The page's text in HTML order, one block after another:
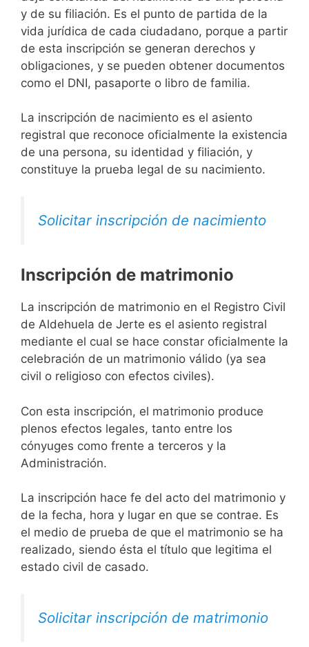
y de su filiación. Es el punto de partida de la
vida jurídica de cada ciudadano, porque a partir
de esta inscripción se generan derechos y
obligaciones, y se pueden obtener documentos
como el DNI, pasaporte o libro de familia.
La inscripción de nacimiento es el asiento
registral que reconoce oficialmente la existencia
de una persona, su identidad y filiación, y
constituye la prueba legal de su nacimiento.
Solicitar inscripción de nacimiento
Inscripción de matrimonio
La inscripción de matrimonio en el Registro Civil
de Aldehuela de Jerte es el asiento registral
mediante el cual se hace constar oficialmente la
celebración de un matrimonio válido (ya sea
civil o religioso con efectos civiles).
Con esta inscripción, el matrimonio produce
plenos efectos legales, tanto entre los
cónyuges como frente a terceros y la
Administración.
La inscripción hace fe del acto del matrimonio y
de la fecha, hora y lugar en que se contrae. Es
el medio de prueba de que el matrimonio se ha
realizado, siendo ésta el título que legitima el
estado civil de casado.
Solicitar inscripción de matrimonio